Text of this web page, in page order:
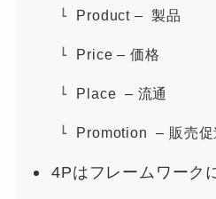
Product – 製品
Price – 価格
Place – 流通
Promotion – 販売促
4Pはフレームワーク